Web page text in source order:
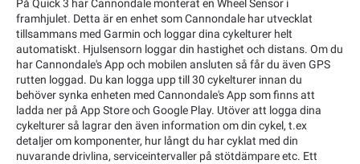
På Quick 3 har Cannondale monterat en Wheel Sensor i
framhjulet. Detta är en enhet som Cannondale har utvecklat
tillsammans med Garmin och loggar dina cykelturer helt
automatiskt. Hjulsensorn loggar din hastighet och distans. Om du
har Cannondale's App och mobilen ansluten så får du även GPS
rutten loggad. Du kan logga upp till 30 cykelturer innan du
behöver synka enheten med Cannondale's App som finns att
ladda ner på App Store och Google Play. Utöver att logga dina
cykelturer så lagrar den även information om din cykel, t.ex
detaljer om komponenter, hur långt du har cyklat med din
nuvarande drivlina, serviceintervaller på stötdämpare etc. Ett